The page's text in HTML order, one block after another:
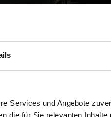
Services und Angebote
die für Sie relevanten Inhalte